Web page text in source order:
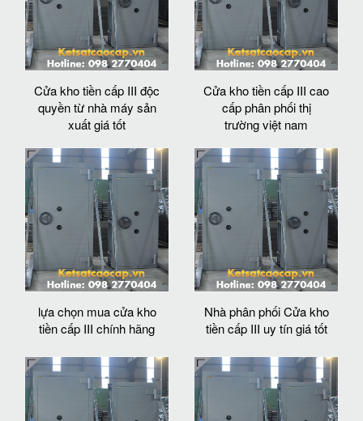
Cửa kho tiền cấp III độc
quyền từ nhà máy sản
xuất giá tốt
Cửa kho tiền cấp III cao
cấp phân phối thị
trường việt nam
lựa chọn mua cửa kho
tiền cấp III chính hãng
Nhà phân phối Cửa kho
tiền cấp III uy tín giá tốt